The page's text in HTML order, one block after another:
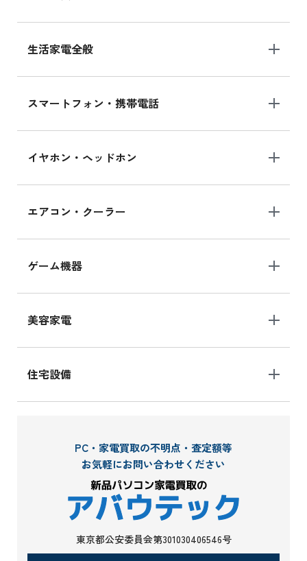
生活家電全般
スマートフォン・携帯電話
イヤホン・ヘッドホン
エアコン・クーラー
ゲーム機器
美容家電
住宅設備
PC・家電買取の不明点・査定額等
お気軽にお問い合わせください
東京都公安委員会第301030406546号